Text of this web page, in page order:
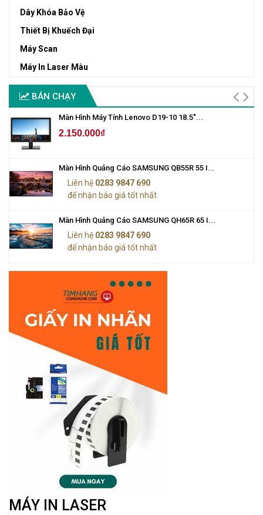
Dây Khóa Bảo Vệ
Thiết Bị Khuếch Đại
Máy Scan
Máy In Laser Màu
BÁN CHẠY
Màn Hình Máy Tính Lenovo D19-10 18.5"...
2.150.000₫
Màn Hình Quảng Cáo SAMSUNG QB55R 55 I...
Liên hệ 0283 9847 690
để nhận báo giá tốt nhất
Màn Hình Quảng Cáo SAMSUNG QH65R 65 I...
Liên hệ 0283 9847 690
để nhận báo giá tốt nhất
MÁY IN LASER